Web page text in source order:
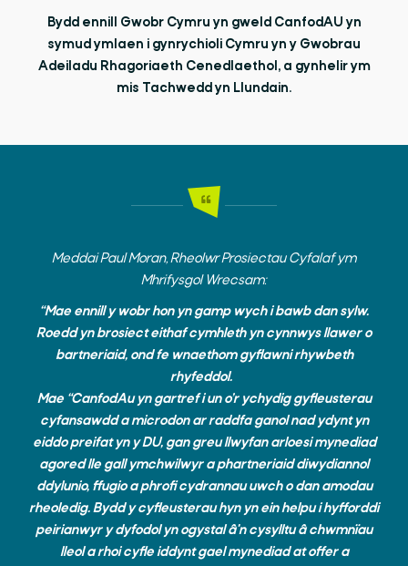
Bydd ennill Gwobr Cymru yn gweld CanfodAU yn
symud ymlaen i gynrychioli Cymru yn y Gwobrau
Adeiladu Rhagoriaeth Cenedlaethol, a gynhelir ym
mis Tachwedd yn Llundain.
Meddai Paul Moran, Rheolwr Prosiectau Cyfalaf ym
Mhrifysgol Wrecsam:
“Mae ennill y wobr hon yn gamp wych i bawb dan sylw.
Roedd yn brosiect eithaf cymhleth yn cynnwys llawer o
bartneriaid, ond fe wnaethom gyflawni rhywbeth
rhyfeddol.
Mae “CanfodAu yn gartref i un o’r ychydig gyfleusterau
cyfansawdd a microdon ar raddfa ganol nad ydynt yn
eiddo preifat yn y DU, gan greu llwyfan arloesi mynediad
agored lle gall ymchwilwyr a phartneriaid diwydiannol
ddylunio, ffugio a phrofi cydrannau uwch o dan amodau
rheoledig. Bydd y cyfleusterau hyn yn ein helpu i hyfforddi
peirianwyr y dyfodol yn ogystal â'n cysylltu â chwmnïau
lleol a rhoi cyfle iddynt gael mynediad at offer a